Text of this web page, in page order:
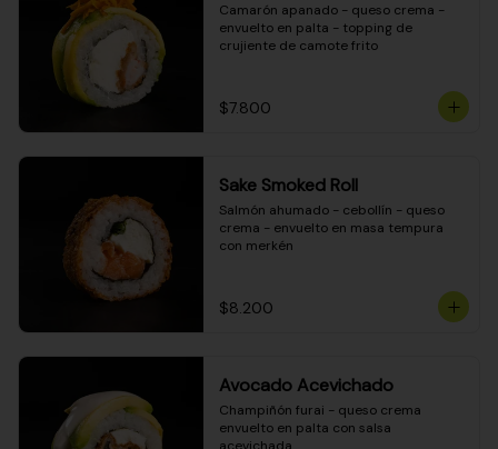
Camarón apanado - queso crema -
envuelto en palta - topping de
crujiente de camote frito
$7.800
Sake Smoked Roll
Salmón ahumado - cebollín - queso
crema - envuelto en masa tempura
con merkén
$8.200
Avocado Acevichado
Champiñón furai - queso crema
envuelto en palta con salsa